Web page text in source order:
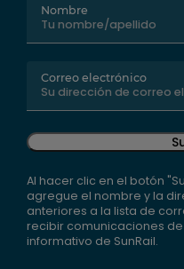
Nombre
Correo electrónico
Al hacer clic en el botón
agregue el nombre y la
anteriores a la lista de
recibir comunicaciones de
informativo de SunRail.